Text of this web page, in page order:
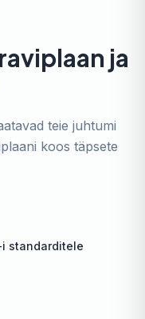
ja
teie juhtumi
koos täpsete
standarditele